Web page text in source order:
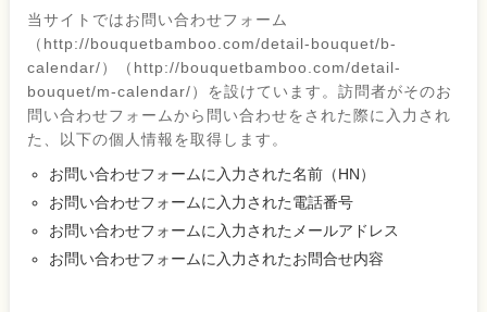
当サイトではお問い合わせフォーム
（http://bouquetbamboo.com/detail-bouquet/b-
calendar/）（http://bouquetbamboo.com/detail-
bouquet/m-calendar/）を設けています。訪問者がそのお
問い合わせフォームから問い合わせをされた際に入力され
た、以下の個人情報を取得します。
お問い合わせフォームに入力された名前（HN）
お問い合わせフォームに入力された電話番号
お問い合わせフォームに入力されたメールアドレス
お問い合わせフォームに入力されたお問合せ内容